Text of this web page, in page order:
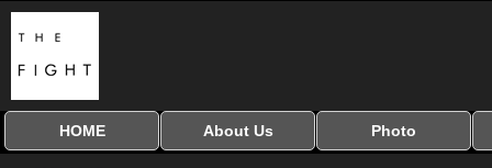
HOME About Us Photo